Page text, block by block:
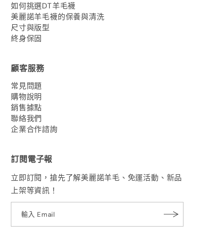
如何挑選DT羊毛襪
美麗諾羊毛襪的保養與清洗
尺寸與版型
終身保固
顧客服務
常見問題
購物說明
銷售據點
聯絡我們
企業合作諮詢
訂閱電子報
立即訂閱，搶先了解美麗諾羊毛、免運活動、新品
上架等資訊！